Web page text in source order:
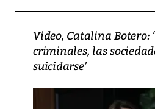
Video, Catalina Botero:
criminales, las
suicidarse’